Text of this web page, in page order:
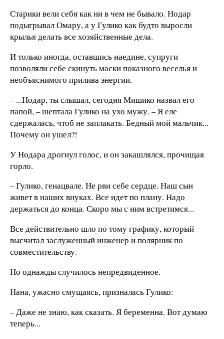
Старики вели себя как ни в чем не бывало. Нодар
подыгрывал Омару, а у Гулико как будто выросли
крылья делать все хозяйственные дела.
И только иногда, оставшись наедине, супруги
позволяли себе скинуть маски показного веселья и
необъяснимого прилива энергии.
– ...Нодар, ты слышал, сегодня Мишико назвал его
папой, – шептала Гулико на ухо мужу. – Я еле
сдержалась, чтоб не заплакать. Бедный мой мальчик...
Почему он ушел?!
У Нодара дрогнул голос, и он закашлялся, прочищая
горло.
– Гулико, генацвале. Не рви себе сердце. Наш сын
живет в наших внуках. Все идет по плану. Надо
держаться до конца. Скоро мы с ним встретимся...
Все действительно шло по тому графику, который
высчитал заслуженный инженер и полярник по
совместительству.
Но однажды случилось непредвиденное.
Нана, ужасно смущаясь, призналась Гулико:
– Даже не знаю, как сказать. Я беременна. Вот думаю
теперь...